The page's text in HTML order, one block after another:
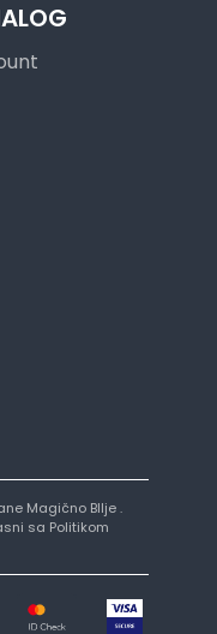
Magično BIlje .
sa Politikom